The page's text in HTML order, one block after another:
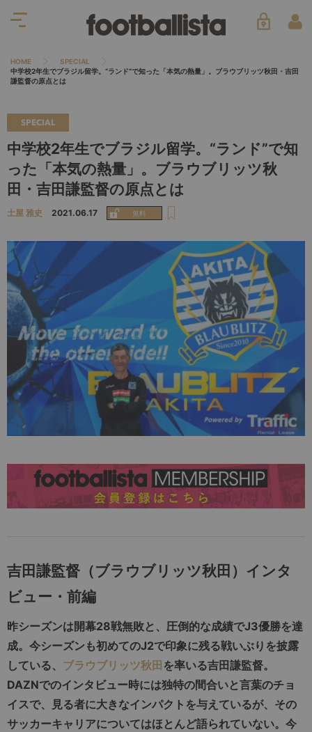
HOME
SPECIAL
中学校2年生でブラジル留学。“ランド”で知った「本気の熱量」。ブラウブリッツ秋田・吉田
謙監督の原点とは
SPECIAL
中学校2年生でブラジル留学。“ランド”で知
った「本気の熱量」。ブラウブリッツ秋
田・吉田謙監督の原点とは
土屋 雅史 2021.06.17
吉田謙監督（ブラウブリッツ秋田）インタ
ビュー・前編
昨シーズンは開幕28戦無敗と、圧倒的な成績でJ3優勝を達
成。今シーズンも初めてのJ2で印象に残る戦いぶりを披露
している、 ブラウブリッツ秋田 を率いる吉田謙監督。
DAZNでのインタビュー時には独特の間合いと言葉のチョ
イスで、見る者に大きなインパクトを与えているが、その
サッカーキャリアについてはほとんど語られていない。今